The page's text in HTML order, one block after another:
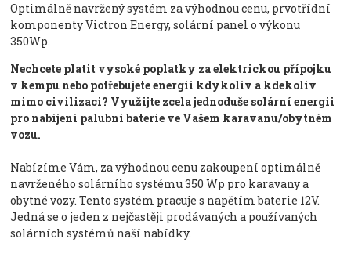
Optimálně navržený systém za výhodnou cenu, prvotřídní
komponenty Victron Energy, solární panel o výkonu
350Wp.
Nechcete platit vysoké poplatky za elektrickou přípojku
v kempu nebo potřebujete energii kdykoliv a kdekoliv
mimo civilizaci? Využijte zcela jednoduše solární energii
pro nabíjení palubní baterie ve Vašem karavanu/obytném
vozu.
Nabízíme Vám, za výhodnou cenu zakoupení optimálně
navrženého solárního systému 350 Wp pro karavany a
obytné vozy. Tento systém pracuje s napětím baterie 12V.
Jedná se o jeden z nejčastěji prodávaných a používaných
solárních systémů naší nabídky.